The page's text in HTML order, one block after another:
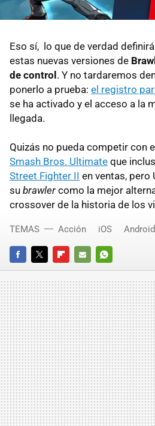
Eso sí, lo que de verdad
estas nuevas versiones de
de control. Y no tardaremos
ponerlo a prueba: el registro
se ha activado y el acceso a la
llegada.
Quizás no pueda competir con
Smash Bros. Ultimate que
Street Fighter II en ventas,
su brawler como la mejor
crossover de la historia de los
FACEBOOKTWITTERFLIPBOARD
E-
MAIL
WHATSAPP
TEMAS Acción iOS Android